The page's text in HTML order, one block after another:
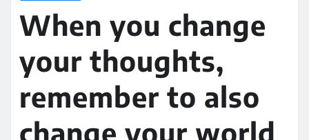
When you change
your thoughts,
remember to also
change your world